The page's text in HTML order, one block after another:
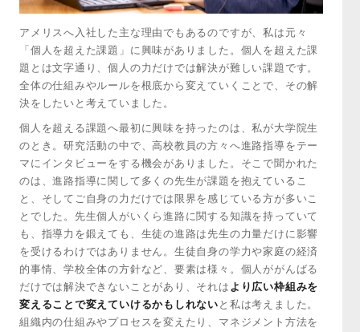
アメリスへ入社した主な理由でもあるのですが、私は元々
「個人を超えた課題」に興味がありました。個人を超えた課
題とは文字通り、個人の力だけでは解決が難しい課題です。
全体の仕組みやルールを根底から変えていくことで、その解
決をしたいと考えていました。
個人を超える課題へ最初に興味を持ったのは、私が大学院生
のとき。研究活動の中で、高校教員の方々へ進路指導をテー
マにインタビューをする機会がありました。そこで聞かれた
のは、進路指導に関して多くの先生が課題を抱えているこ
と、そしてご自身の力だけでは限界を感じている方が多いこ
とでした。先生個人がいくら進路に関する知識を持っていて
も、指導力を鍛えても、生徒の進路は先生の力量だけに影響
を受けるわけではありません。生徒自身の学力や家庭の経済
的事情、学校全体の方針など、要素は様々。個人ががんばる
だけでは解決できないことがあり、それは より広い枠組みを
変えることで変えていけるかもしれない と私は考えました。
組織内の仕組みやプロセスを変えたり、マネジメント方法を